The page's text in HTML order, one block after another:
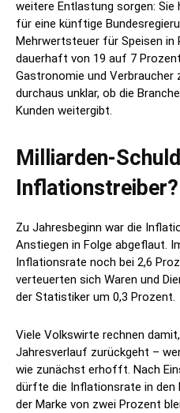
weitere Entlastung sorgen: Sie
für eine künftige
Mehrwertsteuer für Speisen
dauerhaft von 19 auf 7
Gastronomie und Verbraucher
durchaus unklar, ob die
Kunden weitergibt.
Milliarden-
Inflationstreiber?
Zu Jahresbeginn war die
Anstiegen in Folge abgeflaut.
Inflationsrate noch bei 2,6
verteuerten sich Waren und
der Statistiker um 0,3 Prozent.
Viele Volkswirte rechnen
Jahresverlauf zurückgeht –
wie zunächst erhofft. Nach
dürfte die Inflationsrate in den
der Marke von zwei Prozent